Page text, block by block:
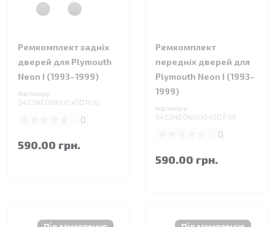
Ремкомплект задніх
дверей для Plymouth
Neon I (1993–1999)
Код товару:
04.CSNEONXXX1.4SD.R.00
0
590.00 грн.
Ремкомплект
передніх дверей для
Plymouth Neon I (1993–
1999)
Код товару:
04.CSNEONXXX1.4SD.F.00
0
590.00 грн.